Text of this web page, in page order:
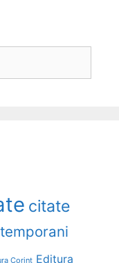
citate
Corint Editura